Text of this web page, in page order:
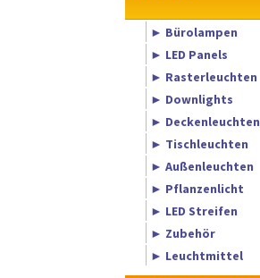
► Bürolampen
► LED Panels
► Rasterleuchten
► Downlights
► Deckenleuchten
► Tischleuchten
► Außenleuchten
► Pflanzenlicht
► LED Streifen
► Zubehör
► Leuchtmittel